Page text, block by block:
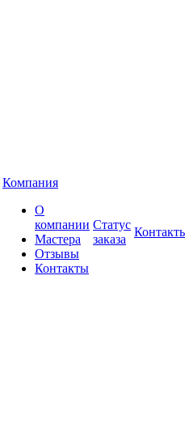
Компания
О
компании
Мастера
Отзывы
Контакты
Статус
заказа